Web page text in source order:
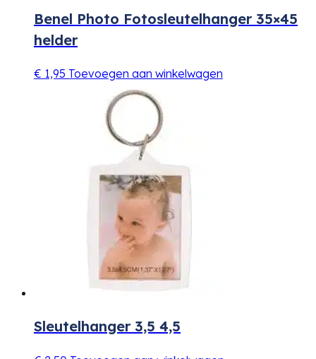
Benel Photo Fotosleutelhanger 35×45
helder
€ 1,95 Toevoegen aan winkelwagen
Sleutelhanger 3,5 4,5